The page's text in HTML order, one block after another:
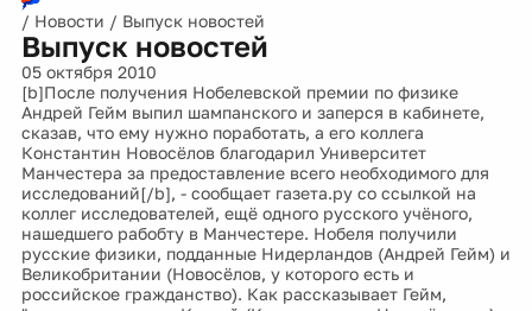
/ Новости / Выпуск новостей
Выпуск новостей
05 октября 2010
[b]После получения Нобелевской премии по физике
Андрей Гейм выпил шампанского и заперся в кабинете,
сказав, что ему нужно поработать, а его коллега
Константин Новосёлов благодарил Университет
Манчестера за предоставление всего необходимого для
исследований[/b], - сообщает газета.ру со ссылкой на
коллег исследователей, ещё одного русского учёного,
нашедшего рабобту в Манчестере. Нобеля получили
русские физики, подданные Нидерландов (Андрей Гейм) и
Великобритании (Новосёлов, у которого есть и
российское гражданство). Как рассказывает Гейм,